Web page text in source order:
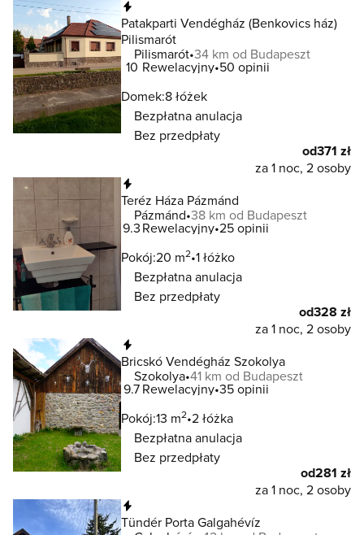
Patakparti Vendégház (Benkovics ház)
Pilismarót
Pilismarót 34 km od Budapeszt
10 Rewelacyjny 50 opinii
Domek:8 łóżek
Bezpłatna anulacja
Bez przedpłaty
od371 zł
za 1 noc, 2 osoby
Teréz Háza Pázmánd
Pázmánd 38 km od Budapeszt
9.3Rewelacyjny 25 opinii
Pokój:20 m2 1 łóżko
Bezpłatna anulacja
Bez przedpłaty
od328 zł
za 1 noc, 2 osoby
Bricskó Vendégház Szokolya
Szokolya 41 km od Budapeszt
9.7Rewelacyjny 35 opinii
Pokój:13 m2 2 łóżka
Bezpłatna anulacja
Bez przedpłaty
od281 zł
za 1 noc, 2 osoby
Tündér Porta Galgahévíz